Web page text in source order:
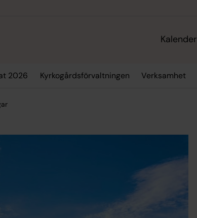
Kalender
2026 Kyrkogårdsförvaltningen Verksamhet